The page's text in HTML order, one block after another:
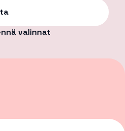
valinnat